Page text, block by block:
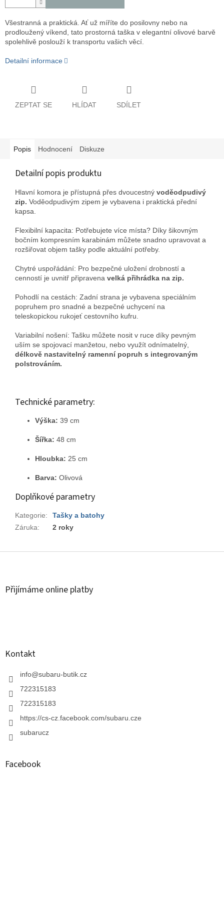
Všestranná a praktická. Ať už míříte do posilovny nebo na
prodloužený víkend, tato prostorná taška v elegantní olivové barvě
spolehlivě poslouží k transportu vašich věcí.
Detailní informace
ZEPTAT SE HLÍDAT SDÍLET
Popis Hodnocení Diskuze
Detailní popis produktu
Hlavní komora je přístupná přes dvoucestný voděodpudivý
zip. Voděodpudivým zipem je vybavena i praktická přední
kapsa.
Flexibilní kapacita: Potřebujete více místa? Díky šikovným
bočním kompresním karabinám můžete snadno upravovat a
rozšiřovat objem tašky podle aktuální potřeby.
Chytré uspořádání: Pro bezpečné uložení drobností a
cenností je uvnitř připravena velká přihrádka na zip.
Pohodlí na cestách: Zadní strana je vybavena speciálním
popruhem pro snadné a bezpečné uchycení na
teleskopickou rukojeť cestovního kufru.
Variabilní nošení: Tašku můžete nosit v ruce díky pevným
uším se spojovací manžetou, nebo využít odnímatelný,
délkově nastavitelný ramenní popruh s integrovaným
polstrováním.
Technické parametry:
Výška: 39 cm
Šířka: 48 cm
Hloubka: 25 cm
Barva: Olivová
Doplňkové parametry
Kategorie:
Tašky a batohy
Záruka: 2 roky
Z
Přijímáme online platby
Kontakt
info@subaru-butik.cz
722315183
722315183
https://cs-cz.facebook.com/subaru.cze
subarucz
Facebook